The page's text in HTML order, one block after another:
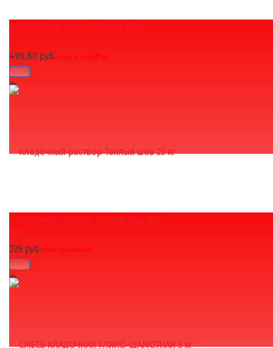
избранное сравнить
ШТУКАТУРКА ЖАРОСТОЙКАЯ 25 кг
(0)
498,80 руб.Цены уточняйте!
Кладочный раствор Теплый шов 25 кг
(0)
229 руб.Цены уточняйте!